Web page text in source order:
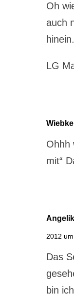
Oh
auch
hinein.
LG
Wiebke
Ohhh
mit“
2012
Das
bin